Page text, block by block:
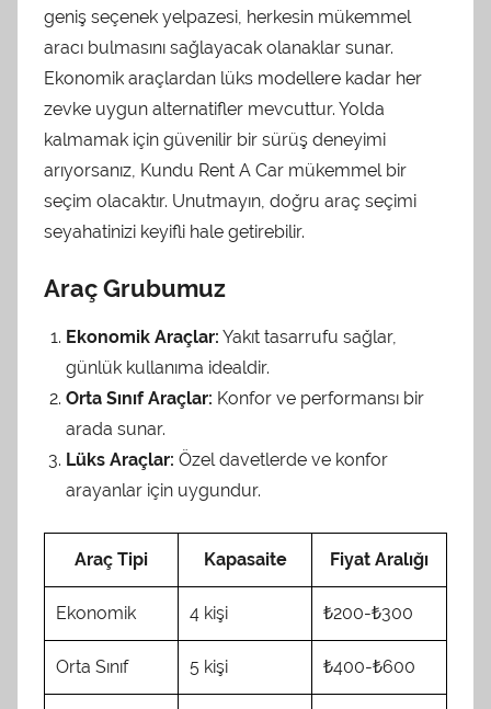
geniş seçenek yelpazesi, herkesin mükemmel
aracı bulmasını sağlayacak olanaklar sunar.
Ekonomik araçlardan lüks modellere kadar her
zevke uygun alternatifler mevcuttur. Yolda
kalmamak için güvenilir bir sürüş deneyimi
arıyorsanız, Kundu Rent A Car mükemmel bir
seçim olacaktır. Unutmayın, doğru araç seçimi
seyahatinizi keyifli hale getirebilir.
Araç Grubumuz
Ekonomik Araçlar: Yakıt tasarrufu sağlar,
günlük kullanıma idealdir.
Orta Sınıf Araçlar: Konfor ve performansı bir
arada sunar.
Lüks Araçlar: Özel davetlerde ve konfor
arayanlar için uygundur.
Araç Tipi Kapasaite Fiyat Aralığı
Ekonomik 4 kişi ₺200-₺300
Orta Sınıf 5 kişi ₺400-₺600